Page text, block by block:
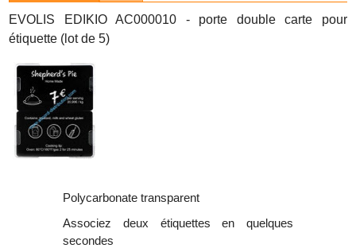
EVOLIS EDIKIO AC000010 - porte double carte pour
étiquette (lot de 5)
Polycarbonate transparent
Associez deux étiquettes en quelques
secondes